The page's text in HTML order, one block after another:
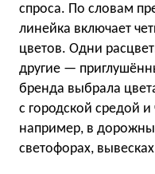
спроса. По словам
линейка включает
цветов. Одни
другие —
бренда выбрала
с городской средой и
например, в
светофорах,